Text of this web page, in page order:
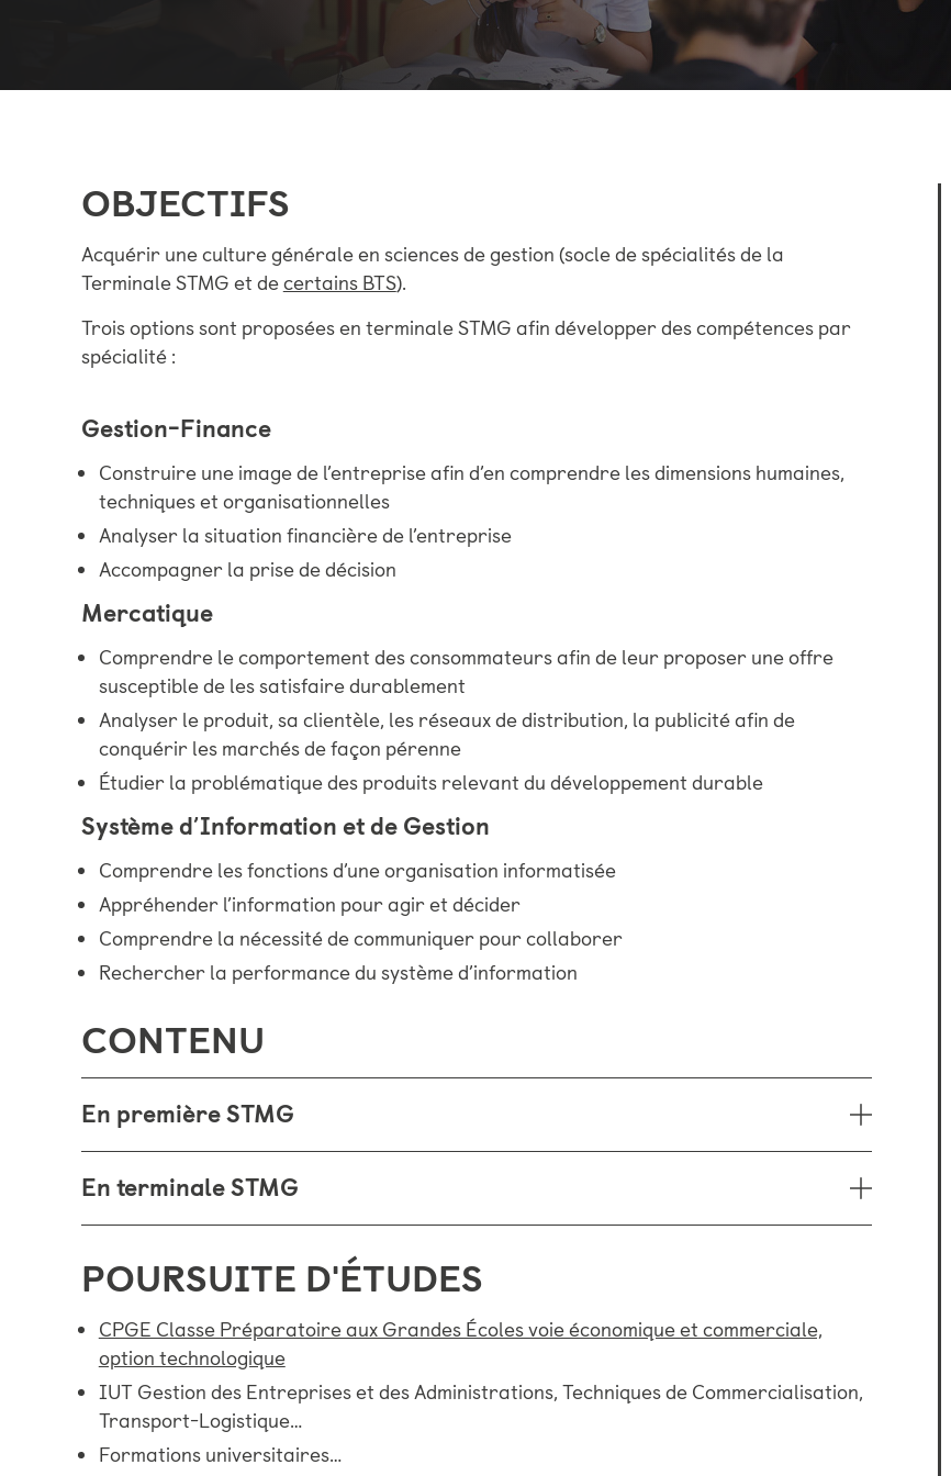
OBJECTIFS
Acquérir une culture générale en sciences de gestion (socle de spécialités de la
Terminale STMG et decertains BTS).
Trois options sont proposées en terminale STMG afin développer des compétences par
spécialité :
Gestion-Finance
Construire une image de l’entreprise afin d’en comprendre les dimensions humaines,
techniques et organisationnelles
Analyser la situation financière de l’entreprise
Accompagner la prise de décision
Mercatique
Comprendre le comportement des consommateurs afin de leur proposer une offre
susceptible de les satisfaire durablement
Analyser le produit, sa clientèle, les réseaux de distribution, la publicité afin de
conquérir les marchés de façon pérenne
Étudier la problématique des produits relevant du développement durable
Système d’Information et de Gestion
Comprendre les fonctions d’une organisation informatisée
Appréhender l’information pour agir et décider
Comprendre la nécessité de communiquer pour collaborer
Rechercher la performance du système d’information
CONTENU
En première STMG
En terminale STMG
POURSUITE D'ÉTUDES
CPGE Classe Préparatoire aux Grandes Écoles voie économique et commerciale,
option technologique
IUT Gestion des Entreprises et des Administrations, Techniques de Commercialisation,
Transport-Logistique…
Formations universitaires…